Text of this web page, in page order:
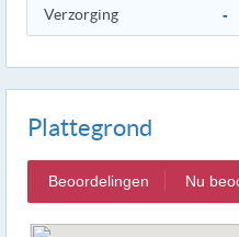
Verzorging -
Plattegrond
Beoordelingen Nu